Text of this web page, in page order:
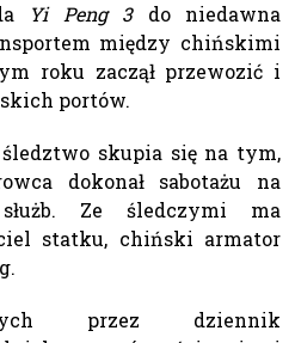
Yi Peng 3do niedawna
między chińskimi
roku zaczął przewozić i
portów.
śledztwo skupia się na tym,
dokonał sabotażu na
Ze śledczymi ma
statku, chiński armator
przez dziennik